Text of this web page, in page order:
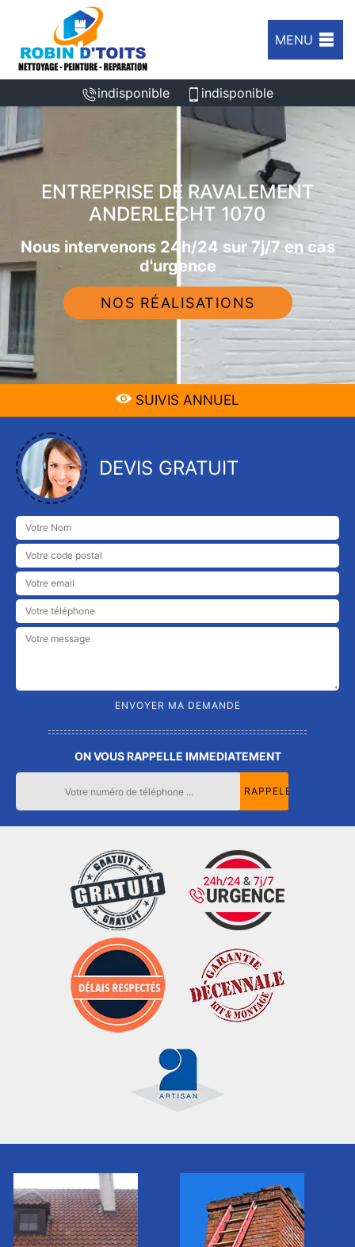
MENU
indisponible indisponible
ENTREPRISE DE RAVALEMENT
ANDERLECHT 1070
Nous intervenons 24h/24 sur 7j/7 en cas
d'urgence
NOS RÉALISATIONS
SUIVIS ANNUEL
DEVIS GRATUIT
ON VOUS RAPPELLE IMMEDIATEMENT